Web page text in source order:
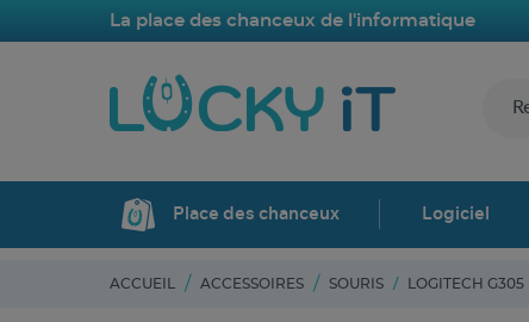
La place des chanceux de l'informatique
Place des chanceux Logiciel
ACCUEIL ACCESSOIRES SOURIS LOGITECH